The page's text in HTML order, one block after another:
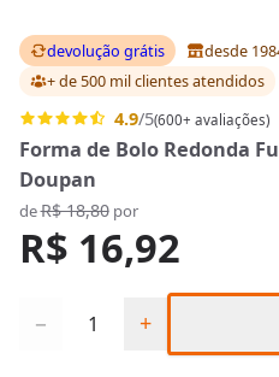
devolução grátis
desde
+ de 500 mil clientesatendidos
4.9/5(600+ avaliações)
Forma de Bolo Redonda
Doupan
deR$ 18,80por
R$ 16,92
− +